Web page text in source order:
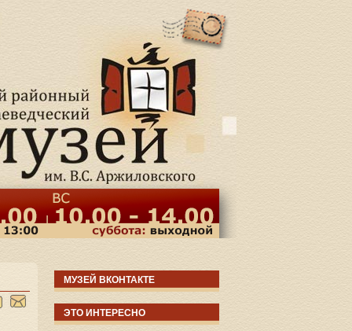
МУЗЕЙ ВКОНТАКТЕ
ЭТО ИНТЕРЕСНО